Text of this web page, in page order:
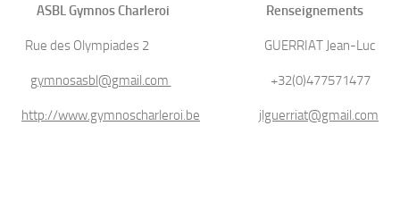
ASBL Gymnos Charleroi Renseignements
Rue des Olympiades 2 GUERRIAT Jean-Luc
gymnosasbl@gmail.com +32(0)477571477
http://www.gymnoscharleroi.be jlguerriat@gmail.com